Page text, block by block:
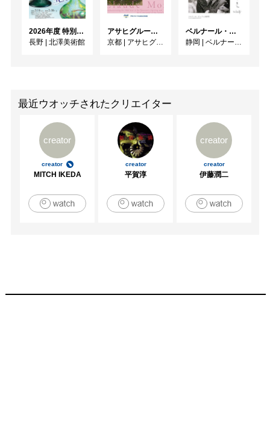
2026年度 特別展「ガレとドーム、アール･ヌーヴォーのガラス 水辺のやすらぎ、海の神秘」
長野 | 北澤美術館
アサヒグループ大山崎山荘美術館 開館30周年記念展「没後100年 クロード・モネ」
京都 | アサヒグループ大山崎山荘美術館
ベルナール・ビュフェと写真 ーカメラがとらえたビュフェとその時代、そして21 世紀へ
静岡 | ベルナール・ビュフェ美術館
最近ウオッチされたクリエイター
creator
creator
MITCH IKEDA
creator
平賀淳
creator
creator
伊藤潤二